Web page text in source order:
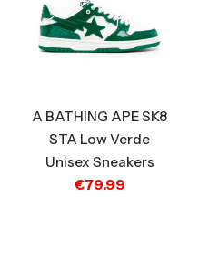
A BATHING APE SK8
STA Low Verde
Unisex Sneakers
€79.99